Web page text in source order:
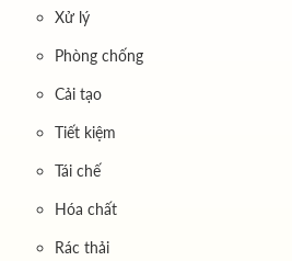
Xử lý
Phòng chống
Cải tạo
Tiết kiệm
Tái chế
Hóa chất
Rác thải